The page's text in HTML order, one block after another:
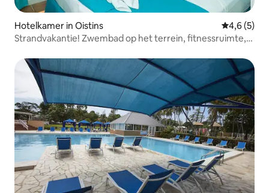
Hotelkamer in Oistins
4,6 (5)
Strandvakantie! Zwembad op het terrein, fitnessruimte,